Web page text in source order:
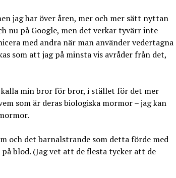
jag har över åren, mer och mer sätt nyttan
nu på Google, men det verkar tyvärr inte
med andra när man använder vedertagna
som att jag på minsta vis avråder från det,
min bror för bror, i stället för det mer
som är deras biologiska mormor – jag kan
och det barnalstrande som detta förde med
blod. (Jag vet att de flesta tycker att de